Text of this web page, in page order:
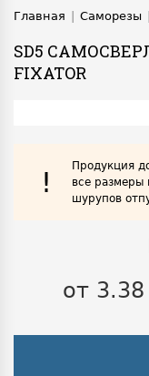
Главная Саморезы
SD5
FIXATOR
!
Продукция
все размеры
шурупов
от